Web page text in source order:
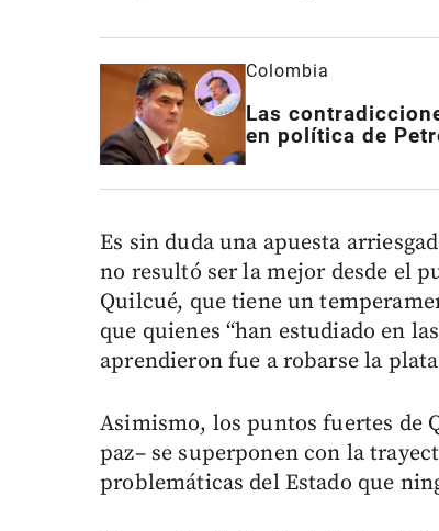
Colombia
Las
en política de
Es sin duda una apuesta
no resultó ser la mejor desde el
Quilcué, que tiene un
que quienes “han estudiado en
aprendieron fue a robarse la
Asimismo, los puntos fuertes de
paz– se superponen con la
problemáticas del Estado que